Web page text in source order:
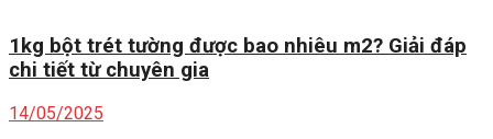
1kg bột trét tường được bao nhiêu m2? Giải đáp
chi tiết từ chuyên gia
14/05/2025